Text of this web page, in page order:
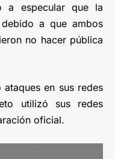
a especular que la
a que ambos
no hacer pública
en sus redes
utilizó sus redes
oficial.